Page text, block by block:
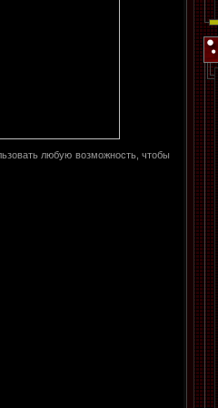
любую возможность, чтобы